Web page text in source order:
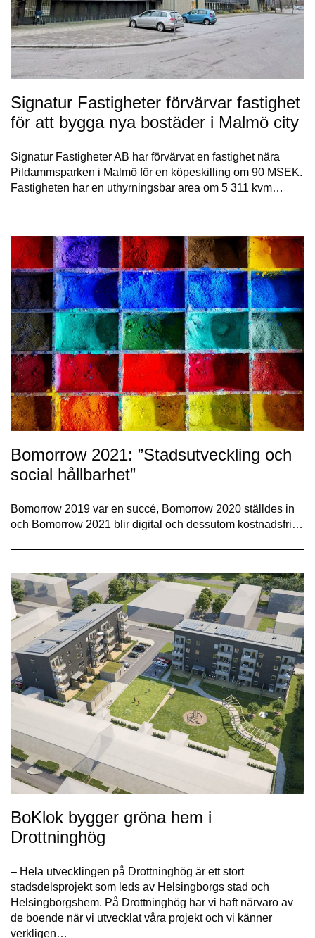
Signatur Fastigheter förvärvar fastighet
för att bygga nya bostäder i Malmö city
Signatur Fastigheter AB har förvärvat en fastighet nära
Pildammsparken i Malmö för en köpeskilling om 90 MSEK.
Fastigheten har en uthyrningsbar area om 5 311 kvm…
Bomorrow 2021: ”Stadsutveckling och
social hållbarhet”
Bomorrow 2019 var en succé, Bomorrow 2020 ställdes in
och Bomorrow 2021 blir digital och dessutom kostnadsfri…
BoKlok bygger gröna hem i
Drottninghög
– Hela utvecklingen på Drottninghög är ett stort
stadsdelsprojekt som leds av Helsingborgs stad och
Helsingborgshem. På Drottninghög har vi haft närvaro av
de boende när vi utvecklat våra projekt och vi känner
verkligen…